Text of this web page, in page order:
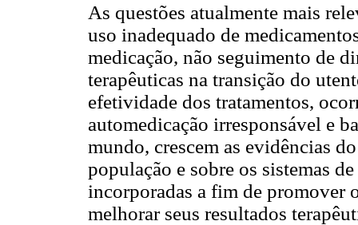
As questões atualmente mais
uso inadequado de
medicação, não seguimento de
terapêuticas na transição do
efetividade dos tratamentos,
automedicação irresponsável e
mundo, crescem as evidências
população e sobre os sistemas
incorporadas a fim de promover
melhorar seus resultados